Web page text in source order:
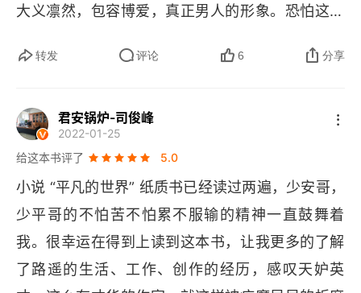
在饥渴的路上
有准备的头脑
小编辑生活
第一个金娃娃
谁识我忧
第7章 翻越《人生》这座山
狠加一把油
大义凛然，包容博爱，真正男人的形象。恐怕这就
看完了，留在脑海里的，慢慢的勾起童年时的模
华，不管世事变化沧桑，如何跌宕。支配人的是精
转发 评论 6 分享
君安锅炉-司俊峰
2022-01-25
给这本书评了
5.0
小说 “平凡的世界” 纸质书已经读过两遍，少安哥，
少平哥的不怕苦不怕累不服输的精神一直鼓舞着
我。很幸运在得到上读到这本书，让我更多的了解
了路遥的生活、工作、创作的经历，感叹天妒英